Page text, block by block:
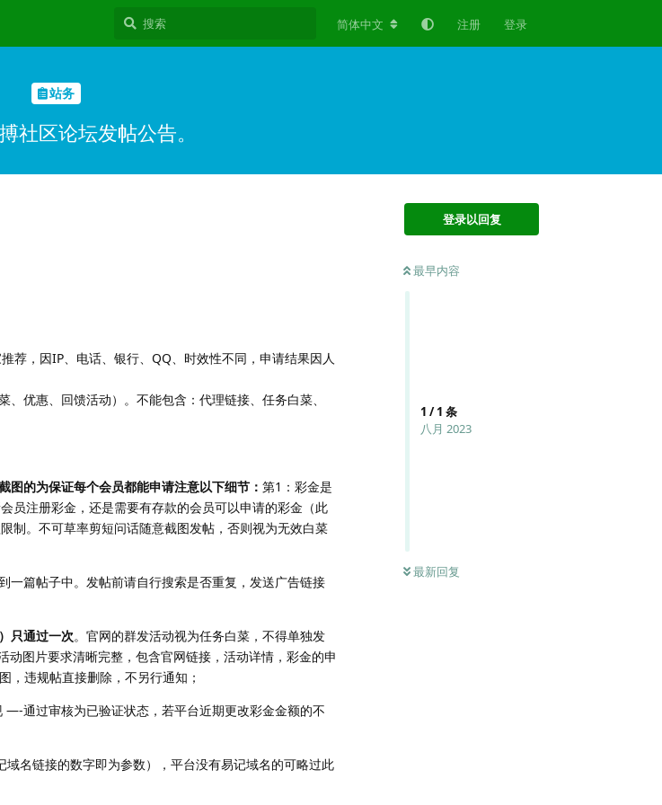
简体中文 注册 登录
站务
社区论坛发帖公告。
登录以回复
最早内容
1 /1 条
八月 2023
最新回复
荐，因IP、电话、银行、QQ、时效性不同，申请结果因人
优惠、回馈活动）。不能包含：代理链接、任务白菜、
的为保证每个会员都能申请注意以下细节： 第1：彩金是
员注册彩金，还是需要有存款的会员可以申请的彩金（此
制。不可草率剪短问话随意截图发帖，否则视为无效白菜
一篇帖子中。发帖前请自行搜索是否重复，发送广告链接
只通过一次。官网的群发活动视为任务白菜，不得单独发
图片要求清晰完整，包含官网链接，活动详情，彩金的申
，违规帖直接删除，不另行通知；
通过审核为已验证状态，若平台近期更改彩金金额的不
域名链接的数字即为参数），平台没有易记域名的可略过此